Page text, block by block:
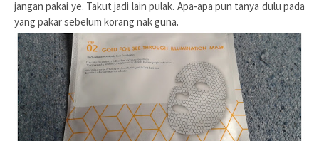
jangan pakai ye. Takut jadi lain pulak. Apa-apa pun tanya dulu pada
yang pakar sebelum korang nak guna.